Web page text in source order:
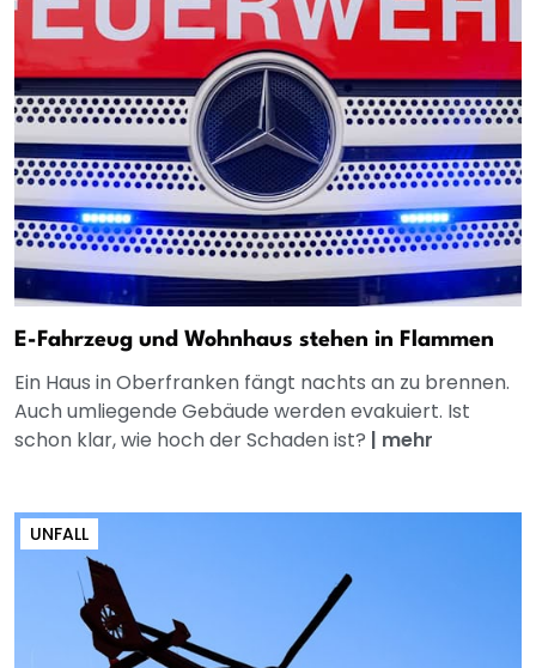
E-Fahrzeug und Wohnhaus stehen in Flammen
Ein Haus in Oberfranken fängt nachts an zu brennen.
Auch umliegende Gebäude werden evakuiert. Ist
schon klar, wie hoch der Schaden ist? | mehr
UNFALL